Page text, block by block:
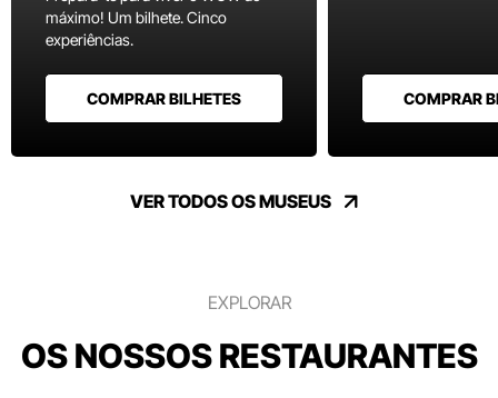
máximo! Um bilhete. Cinco
experiências.
COMPRAR BILHETES COMPRAR
VER TODOS OS MUSEUS
EXPLORAR
OS NOSSOS RESTAURANTES